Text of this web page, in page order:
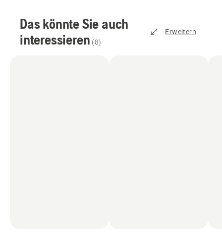
Das könnte Sie auch
interessieren (8)
Erweitern